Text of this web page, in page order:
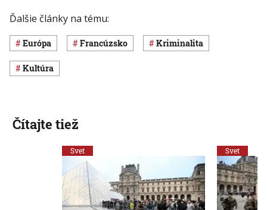
Ďalšie články na tému:
Európa Francúzsko Kriminalita
Kultúra
Čítajte tiež
Svet Svet